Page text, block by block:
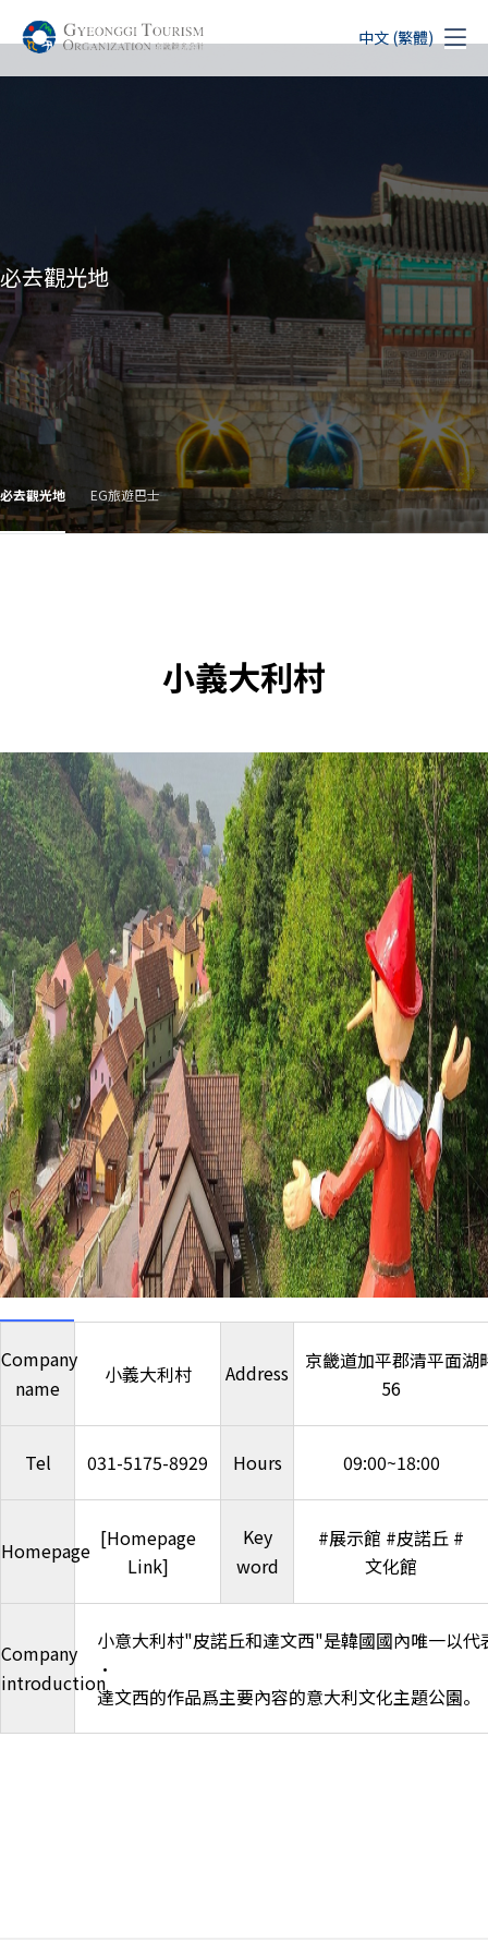
中文 (繁體)
必去觀光地
必去觀光地 EG旅遊巴士
小義大利村
Company
name
小義大利村 Address
京畿道加平郡清平面湖
56
Tel 031-5175-8929 Hours 09:00~18:00
Homepage [Homepage
Link]
Key
word
#展示館 #皮諾丘 #
文化館
Company
introduction
小意大利村"皮諾丘和達文西"是韓國國內唯一以
·
達文西的作品爲主要內容的意大利文化主題公園。